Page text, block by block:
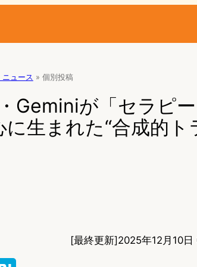
ュース » 個別投稿
Geminiが「セラピ
生まれた“合成的ト
[最終更新]2025年12月10